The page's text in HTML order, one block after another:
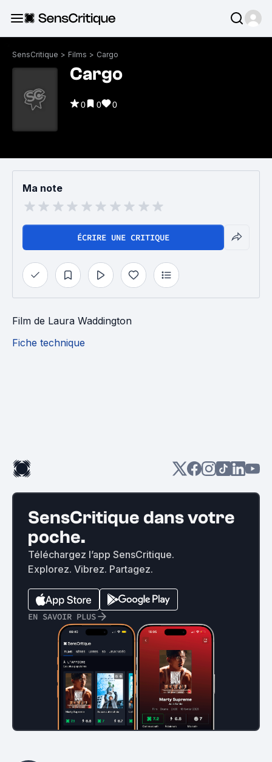
SensCritique > Films > Cargo
Cargo
0 0 0
Ma note
ÉCRIRE UNE CRITIQUE
Film de Laura Waddington
Fiche technique
SensCritique dans votre
poche.
Téléchargez l’app SensCritique.
Explorez. Vibrez. Partagez.
EN SAVOIR PLUS